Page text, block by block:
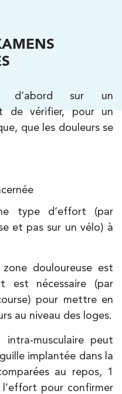
d’abord sur un
de vérifier, pour un
que les douleurs se
type d’effort (par
et pas sur un vélo) à
douloureuse est
est nécessaire (par
pour mettre en
au niveau des loges.
musculaire peut
implantée dans la
au repos, 1
pour confirmer